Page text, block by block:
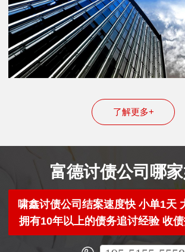
了解更多+
富德讨债公司哪家
啸鑫讨债公司结案速度快 小单1天
拥有10年以上的债务追讨经验 收